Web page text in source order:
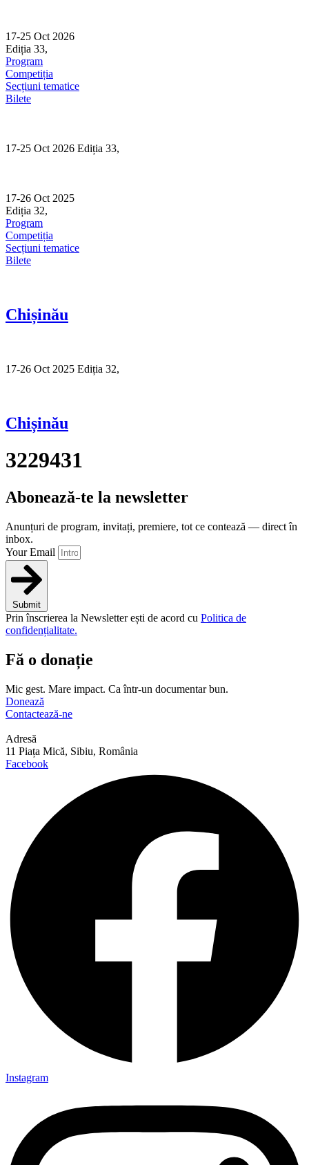
content
17-25 Oct 2026
Ediția 33,
Program
Competiția
Secțiuni tematice
Bilete
17-25 Oct 2026 Ediția 33,
17-26 Oct 2025
Ediția 32,
Program
Competiția
Secțiuni tematice
Bilete
Chișinău
17-26 Oct 2025 Ediția 32,
Chișinău
3229431
Abonează-te la newsletter
Anunțuri de program, invitați, premiere, tot ce contează — direct în
inbox.
Your Email
Submit
Prin înscrierea la Newsletter ești de acord cu Politica de
confidențialitate.
Fă o donație
Mic gest. Mare impact. Ca într-un documentar bun.
Donează
Contactează-ne
Adresă
11 Piața Mică, Sibiu, România
Facebook
Instagram